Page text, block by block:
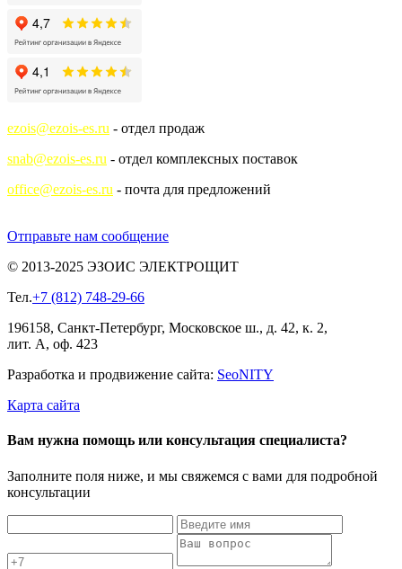
ezois@ezois-es.ru - отдел продаж
snab@ezois-es.ru - отдел комплексных поставок
office@ezois-es.ru - почта для предложений
Отправьте нам сообщение
© 2013-2025 ЭЗОИС ЭЛЕКТРОЩИТ
Тел.+7 (812) 748-29-66
196158, Санкт-Петербург, Московское ш., д. 42, к. 2,
лит. А, оф. 423
Разработка и продвижение сайта: SeoNITY
Карта сайта
Вам нужна помощь или консультация специалиста?
Заполните поля ниже, и мы свяжемся с вами для подробной
консультации